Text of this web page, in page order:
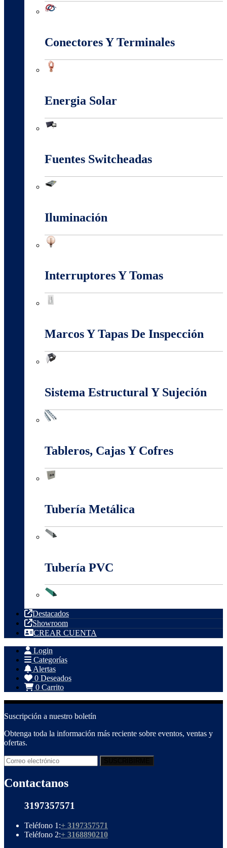
Conectores Y Terminales
Energia Solar
Fuentes Switcheadas
Iluminación
Interruptores Y Tomas
Marcos Y Tapas De Inspección
Sistema Estructural Y Sujeción
Tableros, Cajas Y Cofres
Tubería Metálica
Tubería PVC
Destacados
Showroom
CREAR CUENTA
Login
Categorías
Alertas
0 Deseados
0 Carrito
Suscripción a nuestro boletín
Obtenga toda la información más reciente sobre eventos, ventas y
ofertas.
Contactanos
3197357571
Teléfono 1:+ 3197357571
Teléfono 2:+ 3168890210